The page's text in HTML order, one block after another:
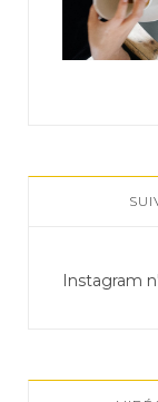
Instagram